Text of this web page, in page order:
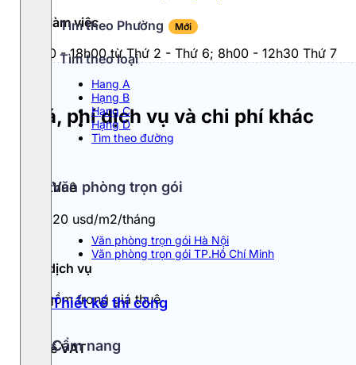
Tìm theo Phường Mới
Tìm theo loại
Hang A
Hạng B
Hạng C
Hạng D
Tìm theo đường
Văn phòng trọn gói
Văn phòng trọn gói Hà Nội
Văn phòng trọn gói TP.Hồ Chí Minh
Thiết kế thi công
Cẩm nang
Giờ làm việc
8h00 - 18h00 từ Thứ 2 - Thứ 6; 8h00 - 12h30 Thứ 7
Giá, phí dịch vụ và chi phí khác
Giá thuê
18 - 20 usd/m2/tháng
Phí dịch vụ
Đã gồm trong giá thuê
Thuế VAT